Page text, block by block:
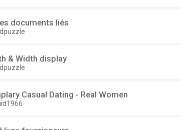
documents liés
& Width display
Сasual Dating - Real Women